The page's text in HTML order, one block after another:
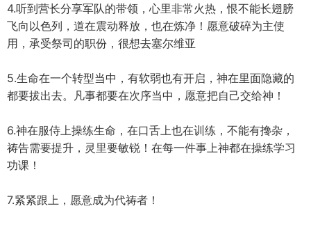
4.听到营长分享军队的带领，心里非常火热，恨不能长翅膀
飞向以色列，道在震动释放，也在炼净！愿意破碎为主使
用，承受祭司的职份，很想去塞尔维亚
5.生命在一个转型当中，有软弱也有开启，神在里面隐藏的
都要拔出去。凡事都要在次序当中，愿意把自己交给神！
6.神在服侍上操练生命，在口舌上也在训练，不能有搀杂，
祷告需要提升，灵里要敏锐！在每一件事上神都在操练学习
功课！
7.紧紧跟上，愿意成为代祷者！